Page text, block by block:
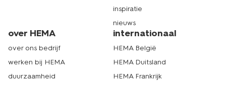
inspiratie
nieuws
over HEMA
over ons bedrijf
werken bij HEMA
duurzaamheid
internationaal
HEMA België
HEMA Duitsland
HEMA Frankrijk